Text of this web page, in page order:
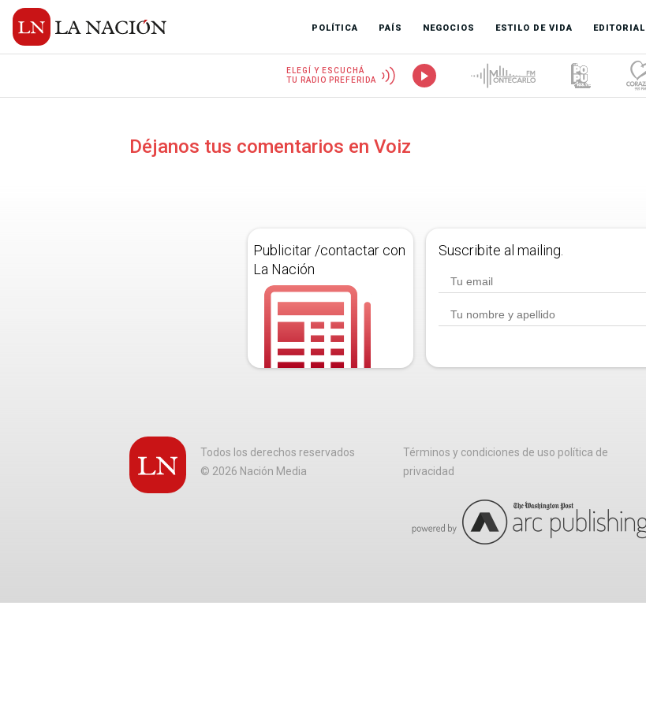
POLÍTICA PAÍS NEGOCIOS ESTILO DE VIDA EDITORIAL
ELEGÍ Y ESCUCHÁ
TU RADIO PREFERIDA
Déjanos tus comentarios en Voiz
Publicitar /contactar con
La Nación
Suscribite al mailing.
Todos los derechos reservados
© 2026 Nación Media
Términos y condiciones de uso política de
privacidad